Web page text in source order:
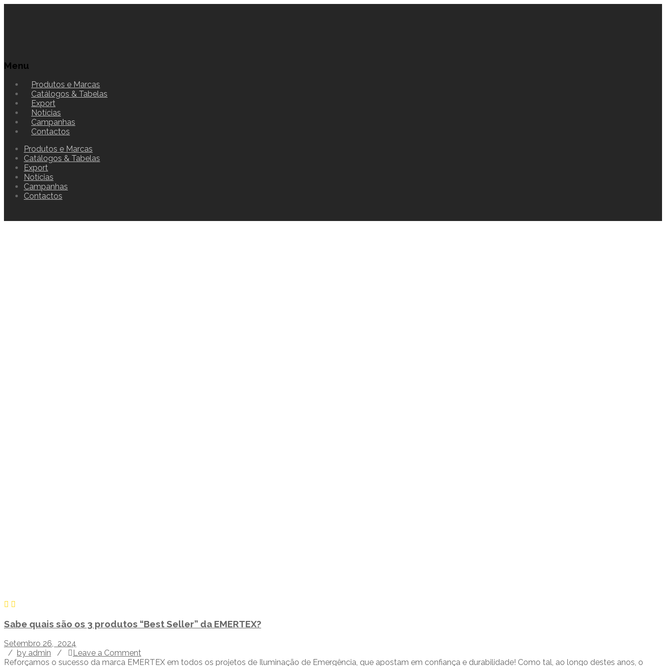
Menu
Produtos e Marcas
Catálogos & Tabelas
Export
Notícias
Campanhas
Contactos
Produtos e Marcas
Catálogos & Tabelas
Export
Notícias
Campanhas
Contactos
Sabe quais são os 3 produtos “Best Seller” da EMERTEX?
Setembro 26, 2024
/ by admin /
Leave a Comment
Reforçamos o sucesso da marca EMERTEX em todos os projetos de Iluminação de Emergência, que apostam em confiança e durabilidade! Como tal, ao longo destes anos, o